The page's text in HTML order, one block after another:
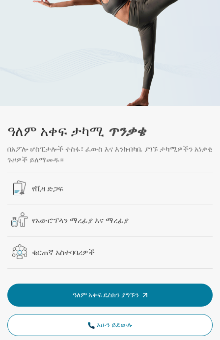
ዓለም አቀፍ ታካሚ ጥንቃቄ
በአፖሎ ሆስፒታሎች ተስፋ፣ ፈውስ እና እንክብካቤ ያገኙ ታካሚዎችን አነቃቂ
ጉዞዎች ይለማመዱ።
የቪዛ ድጋፍ
የአውሮፕላን ማረፊያ እና ማረፊያ
ቁርጠኛ አስተባባሪዎች
ዓለም አቀፍ ዴስክን ያግኙን
አሁን ይደውሉ